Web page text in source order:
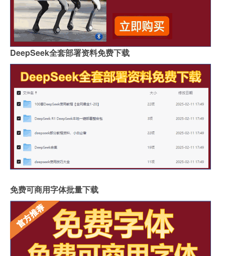
DeepSeek全套部署资料免费下载
免费可商用字体批量下载